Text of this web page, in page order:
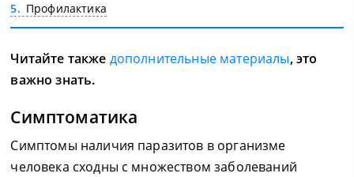
5
Профилактика
Читайте также дополнительные материалы, это
важно знать.
Симптоматика
Симптомы наличия паразитов в организме
человека сходны с множеством заболеваний